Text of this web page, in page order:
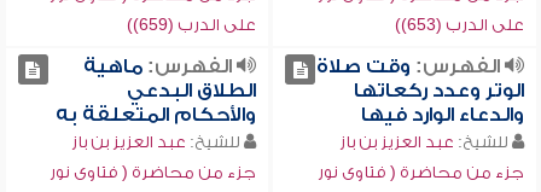
على الدرب (653))
على الدرب (659))
الفهرس: وقت صلاة
الوتر وعدد ركعاتها
والدعاء الوارد فيها
للشيخ: عبد العزيز بن باز
جزء من محاضرة ( فتاوى نور
الفهرس:ماهية
الطلاق البدعي
والأحكام المتعلقة به
للشيخ: عبد العزيز بن باز
جزء من محاضرة ( فتاوى نور